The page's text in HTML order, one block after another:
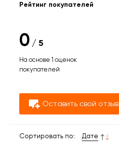
Рейтинг покупателей
0 / 5
На основе 1 оценок
покупателей
Оставить свой отзыв
Сортировать по: Дате